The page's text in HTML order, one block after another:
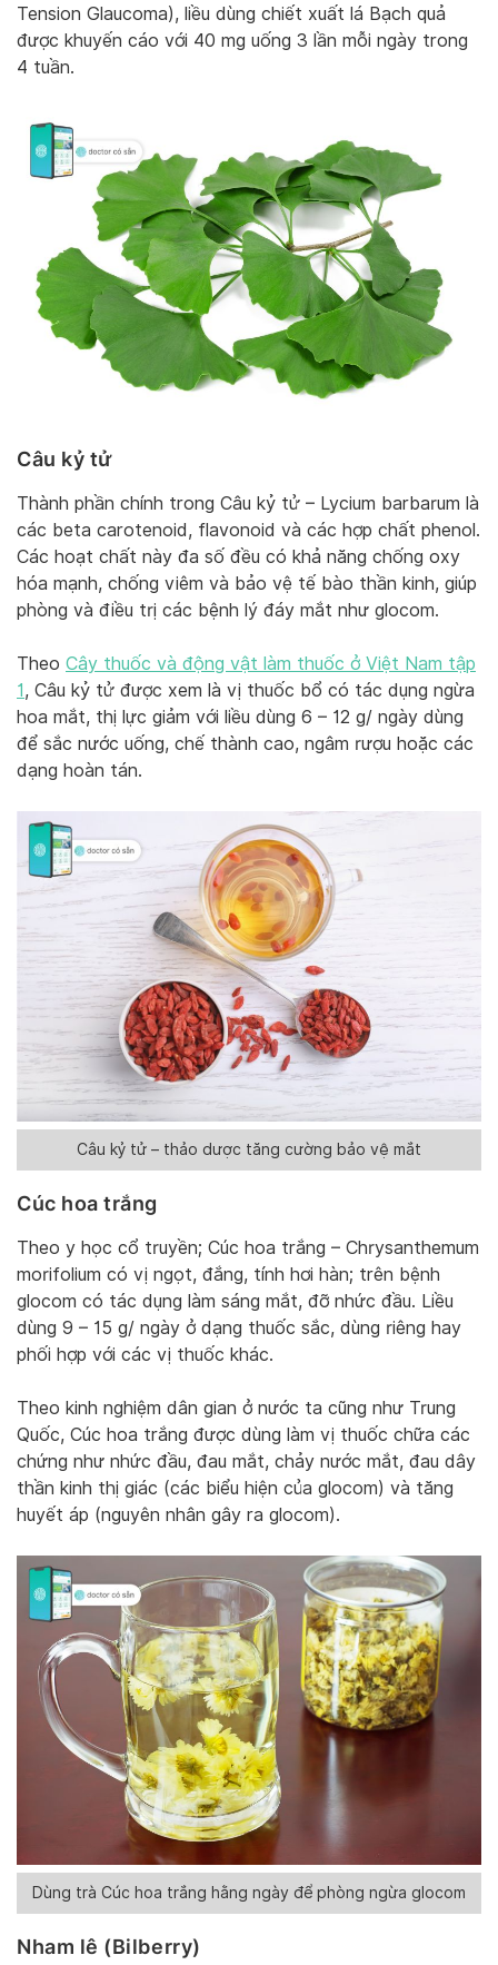
Tension Glaucoma), liều dùng chiết xuất lá Bạch quả
được khuyến cáo với 40 mg uống 3 lần mỗi ngày trong
4 tuần.
Câu kỷ tử
Thành phần chính trong Câu kỷ tử – Lycium barbarum là
các beta carotenoid, flavonoid và các hợp chất phenol.
Các hoạt chất này đa số đều có khả năng chống oxy
hóa mạnh, chống viêm và bảo vệ tế bào thần kinh, giúp
phòng và điều trị các bệnh lý đáy mắt như glocom.
Theo Cây thuốc và động vật làm thuốc ở Việt Nam tập
1, Câu kỷ tử được xem là vị thuốc bổ có tác dụng ngừa
hoa mắt, thị lực giảm với liều dùng 6 – 12 g/ ngày dùng
để sắc nước uống, chế thành cao, ngâm rượu hoặc các
dạng hoàn tán.
Câu kỷ tử – thảo dược tăng cường bảo vệ mắt
Cúc hoa trắng
Theo y học cổ truyền; Cúc hoa trắng – Chrysanthemum
morifolium có vị ngọt, đắng, tính hơi hàn; trên bệnh
glocom có tác dụng làm sáng mắt, đỡ nhức đầu. Liều
dùng 9 – 15 g/ ngày ở dạng thuốc sắc, dùng riêng hay
phối hợp với các vị thuốc khác.
Theo kinh nghiệm dân gian ở nước ta cũng như Trung
Quốc, Cúc hoa trắng được dùng làm vị thuốc chữa các
chứng như nhức đầu, đau mắt, chảy nước mắt, đau dây
thần kinh thị giác (các biểu hiện của glocom) và tăng
huyết áp (nguyên nhân gây ra glocom).
Dùng trà Cúc hoa trắng hằng ngày để phòng ngừa glocom
Nham lê (Bilberry)